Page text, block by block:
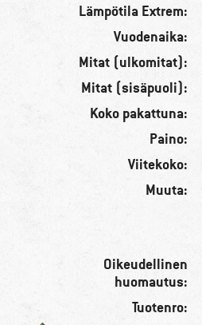
Lämpötila Extrem:
Vuodenaika:
Mitat (ulkomitat):
Mitat (sisäpuoli):
Koko pakattuna:
Paino:
Viitekoko:
Muuta:
Oikeudellinen
huomautus:
Tuotenro: